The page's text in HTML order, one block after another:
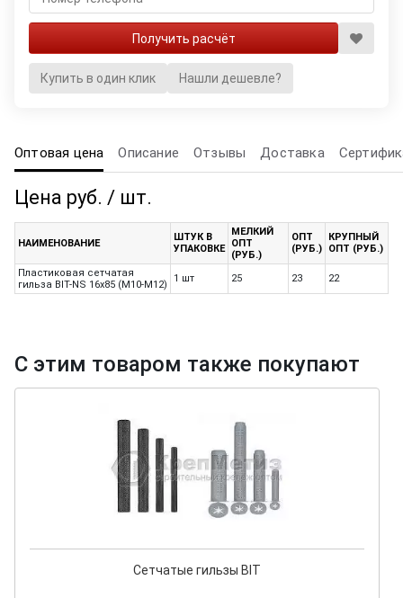
Купить в один клик Нашли дешевле?
Оптовая цена Описание Отзывы Доставка
Цена руб. / шт.
НАИМЕНОВАНИЕ
ШТУК В
УПАКОВКЕ
МЕЛКИЙ
ОПТ
(РУБ.)
ОПТ
(РУБ.)
КРУПНЫЙ
ОПТ (РУБ.)
Пластиковая сетчатая
гильза BIT-NS 16x85 (M10-М12)
1 шт 25 23 22
С этим товаром также покупают
Сетчатые гильзы BIT